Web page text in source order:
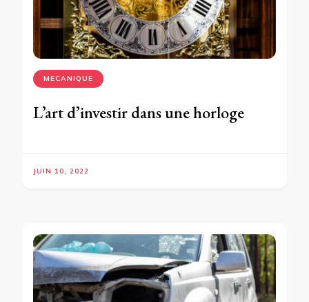
MECANIQUE
L’art d’investir dans une horloge
JUIN 10, 2022